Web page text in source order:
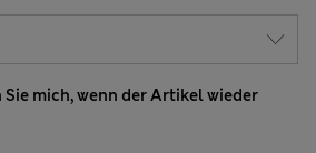
mich, wenn der Artikel wieder